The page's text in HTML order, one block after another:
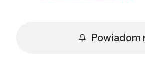
Powiadom